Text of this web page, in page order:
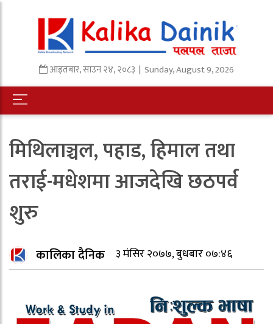
आइतबार,साउन२४,२०८३ | Sunday, August 9, 2026
मिथिलाञ्चल, पहाड, हिमाल तथा
तराई-मधेशमा आजदेखि छठपर्व
शुरु
कालिका दैनिक ३ मंसिर २०७७, बुधबार ०७:४६